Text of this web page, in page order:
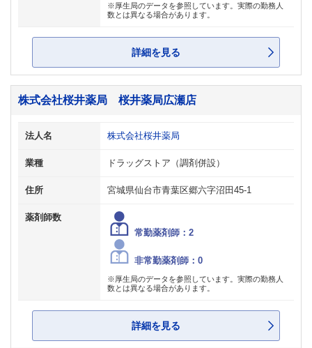
※厚生局のデータを参照しています。実際の勤務人
数とは異なる場合があります。
詳細を見る
株式会社桜井薬局 桜井薬局広瀬店
法人名 株式会社桜井薬局
業種 ドラッグストア（調剤併設）
住所 宮城県仙台市青葉区郷六字沼田45-1
薬剤師数
常勤薬剤師：2
非常勤薬剤師：0
※厚生局のデータを参照しています。実際の勤務人
数とは異なる場合があります。
詳細を見る